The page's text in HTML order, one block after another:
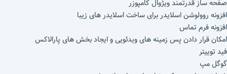
صفحه ساز قدرتمند ویژوال کامپوزر
افزونه روولوشن اسلایدر برای ساخت اسلایدر های زیبا
افزونه فرم تماس
امکان قرار دادن پس زمینه های ویدئویی و ایجاد بخش های پارالاکس
فید توییتر
گوگل مپ